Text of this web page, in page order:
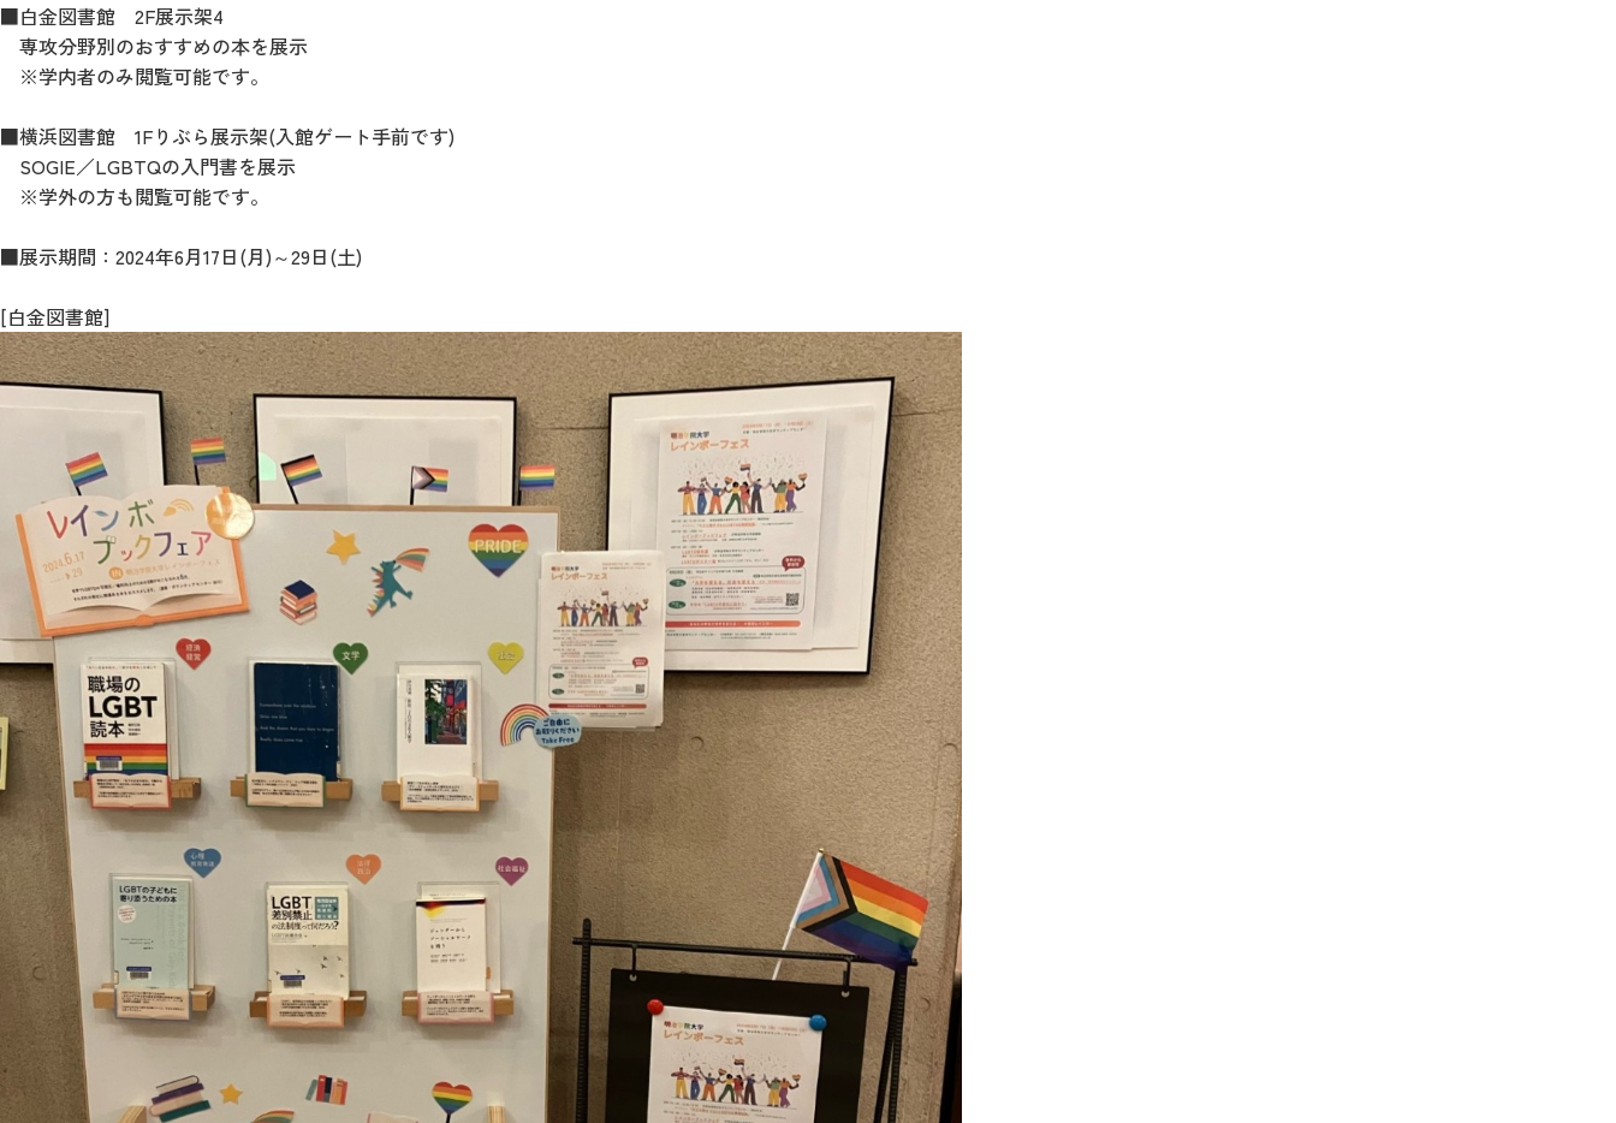
■白金図書館 2F展示架4
専攻分野別のおすすめの本を展示
※学内者のみ閲覧可能です。
■横浜図書館 1Fりぶら展示架(入館ゲート手前です)
SOGIE／LGBTQの入門書を展示
※学外の方も閲覧可能です。
■展示期間：2024年6月17日(月)～29日(土)
[白金図書館]